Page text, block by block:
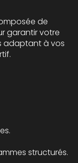
de
garantir votre
adaptant à vos
structurés.